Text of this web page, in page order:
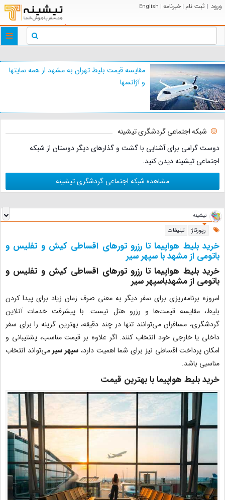
ورود | ثبت نام | خبرنامه |
English
مقایسه قیمت بلیط تهران به مشهد از همه سایتها
و آژانسها
شبکه اجتماعی گردشگری تیشینه
دوست گرامی برای آشنایی با گشت و گذارهای دیگر دوستان از شبکه
اجتماعی تیشینه دیدن کنید.
مشاهده شبکه اجتماعی گردشگری تیشینه
تیشینه
رپورتاژ تبلیغات
خرید بلیط هواپیما تا رزرو تورهای اقساطی کیش و تفلیس و
باتومی از مشهد با سپهر سیر
خرید بلیط هواپیما تا رزرو تورهای اقساطی کیش و تفلیس و
باتومی از مشهدباسپهر سیر
امروزه برنامه‌ریزی برای سفر دیگر به معنی صرف زمان زیاد برای پیدا کردن
بلیط، مقایسه قیمت‌ها و رزرو هتل نیست. با پیشرفت خدمات آنلاین
گردشگری، مسافران می‌توانند تنها در چند دقیقه، بهترین گزینه را برای سفر
داخلی یا خارجی خود انتخاب کنند. اگر علاوه بر قیمت مناسب، پشتیبانی و
امکان پرداخت اقساطی نیز برای شما اهمیت دارد، سپهر سیرمی‌تواند انتخاب
مناسبی باشد.
خرید بلیط هواپیما با بهترین قیمت